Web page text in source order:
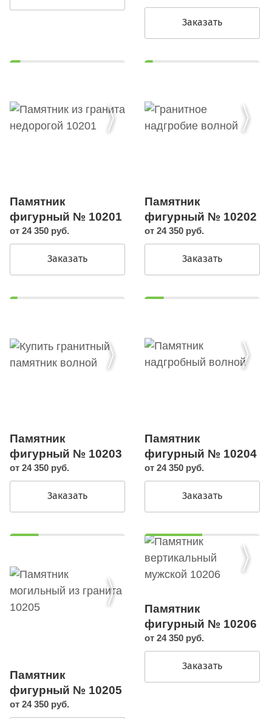
Заказать
Памятник
фигурный № 10201
от 24 350 руб.
Заказать
Памятник
фигурный № 10202
от 24 350 руб.
Заказать
Памятник
фигурный № 10203
от 24 350 руб.
Заказать
Памятник
фигурный № 10204
от 24 350 руб.
Заказать
Памятник
фигурный № 10205
от 24 350 руб.
Памятник
фигурный № 10206
от 24 350 руб.
Заказать